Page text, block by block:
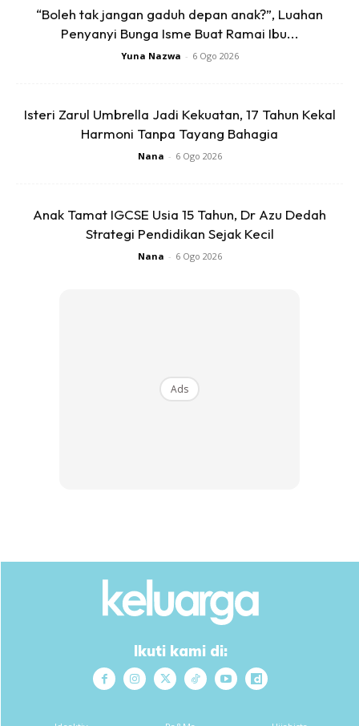
campur dengan 1 liter air.
Ekstra tips : Ketika bekas ditutup dengan surat khabar
Ads
“Boleh tak jangan gaduh depan anak?”, Luahan
Penyanyi Bunga Isme Buat Ramai Ibu...
Yuna Nazwa - 6 Ogo 2026
Isteri Zarul Umbrella Jadi Kekuatan, 17 Tahun Kekal
Harmoni Tanpa Tayang Bahagia
Nana - 6 Ogo 2026
Anak Tamat IGCSE Usia 15 Tahun, Dr Azu Dedah
Strategi Pendidikan Sejak Kecil
Nana - 6 Ogo 2026
Ads
Ikuti kami di: